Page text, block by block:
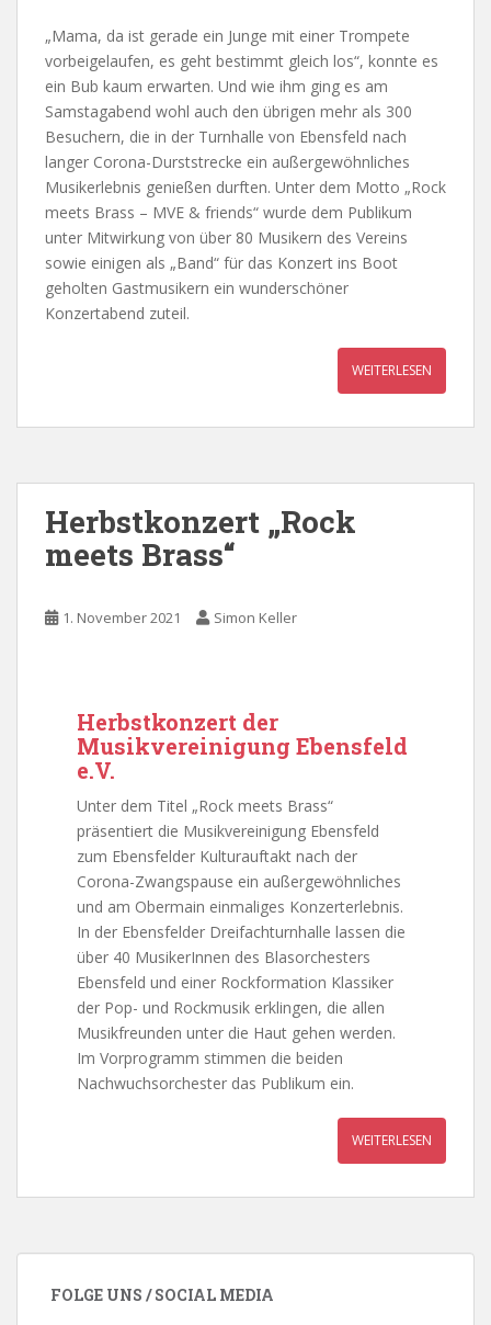
„Mama, da ist gerade ein Junge mit einer Trompete
vorbeigelaufen, es geht bestimmt gleich los“, konnte es
ein Bub kaum erwarten. Und wie ihm ging es am
Samstagabend wohl auch den übrigen mehr als 300
Besuchern, die in der Turnhalle von Ebensfeld nach
langer Corona-Durststrecke ein außergewöhnliches
Musikerlebnis genießen durften. Unter dem Motto „Rock
meets Brass – MVE & friends“ wurde dem Publikum
unter Mitwirkung von über 80 Musikern des Vereins
sowie einigen als „Band“ für das Konzert ins Boot
geholten Gastmusikern ein wunderschöner
Konzertabend zuteil.
WEITERLESEN
Herbstkonzert „Rock
meets Brass“
1. November 2021 Simon Keller
Herbstkonzert der
Musikvereinigung Ebensfeld
e.V.
Unter dem Titel „Rock meets Brass“
präsentiert die Musikvereinigung Ebensfeld
zum Ebensfelder Kulturauftakt nach der
Corona-Zwangspause ein außergewöhnliches
und am Obermain einmaliges Konzerterlebnis.
In der Ebensfelder Dreifachturnhalle lassen die
über 40 MusikerInnen des Blasorchesters
Ebensfeld und einer Rockformation Klassiker
der Pop- und Rockmusik erklingen, die allen
Musikfreunden unter die Haut gehen werden.
Im Vorprogramm stimmen die beiden
Nachwuchsorchester das Publikum ein.
WEITERLESEN
FOLGE UNS / SOCIAL MEDIA